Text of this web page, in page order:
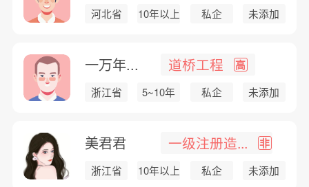
河北省 10年以上 私企 未添加
一万年... 道桥工程 高
浙江省 5~10年 私企 未添加
美君君 一级注册造... 非
浙江省 10年以上 私企 未添加